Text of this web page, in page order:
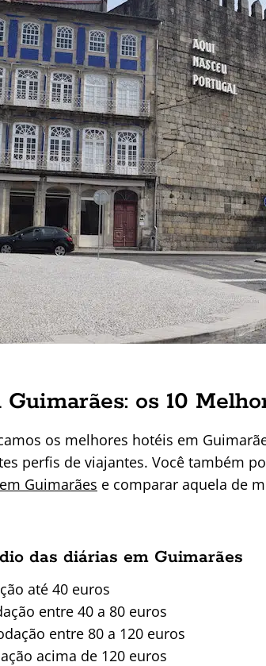
os 10
os melhores hotéis em
perfis de viajantes. Você também
Guimarães e comparar aquela de
das diárias em Guimarães
até 40 euros
entre 40 a 80 euros
entre 80 a 120 euros
acima de 120 euros